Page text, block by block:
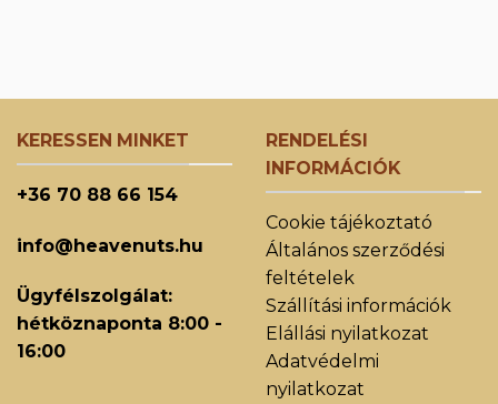
KERESSEN MINKET
+36 70 88 66 154
info@heavenuts.hu
Ügyfélszolgálat:
hétköznaponta 8:00 -
16:00
RENDELÉSI
INFORMÁCIÓK
Cookie tájékoztató
Általános szerződési
feltételek
Szállítási információk
Elállási nyilatkozat
Adatvédelmi
nyilatkozat